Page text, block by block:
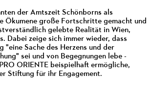
der Amtszeit Schönborns als
Ökumene große Fortschritte gemacht und
gelebte Realität in Wien,
Dabei zeige sich immer wieder, dass
"eine Sache des Herzens und der
sei und von Begegnungen lebe -
ORIENTE beispielhaft ermögliche,
Stiftung für ihr Engagement.